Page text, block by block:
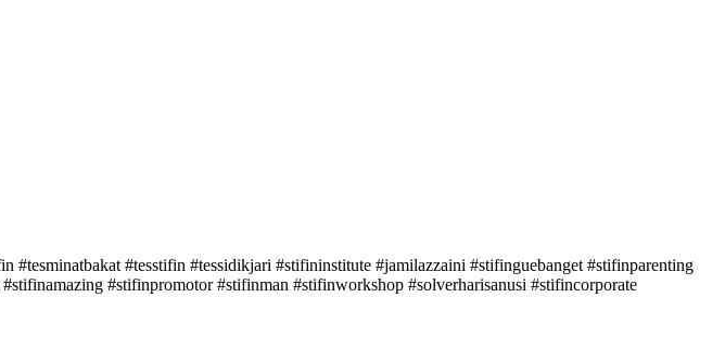
#tesstifin #tessidikjari #stifininstitute #jamilazzaini #stifinguebanget #stifinparenting
#stifinpromotor #stifinman #stifinworkshop #solverharisanusi #stifincorporate